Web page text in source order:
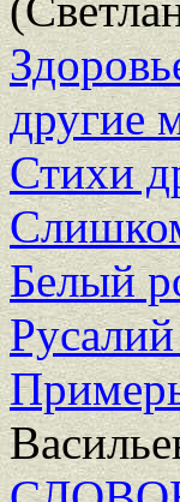
другие
Стихи
Белый